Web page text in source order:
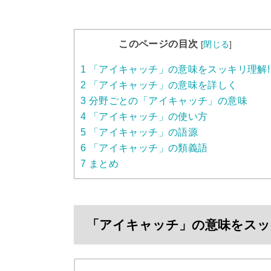
このページの目次 [閉じる]
1 「アイキャッチ」の意味をスッキリ理解!
2 「アイキャッチ」の意味を詳しく
3 分野ごとの「アイキャッチ」の意味
4 「アイキャッチ」の使い方
5 「アイキャッチ」の語源
6 「アイキャッチ」の類義語
7 まとめ
「アイキャッチ」の意味をス